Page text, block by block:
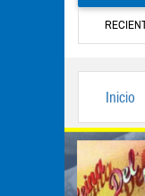
de 2026 por Néstor
Inicio